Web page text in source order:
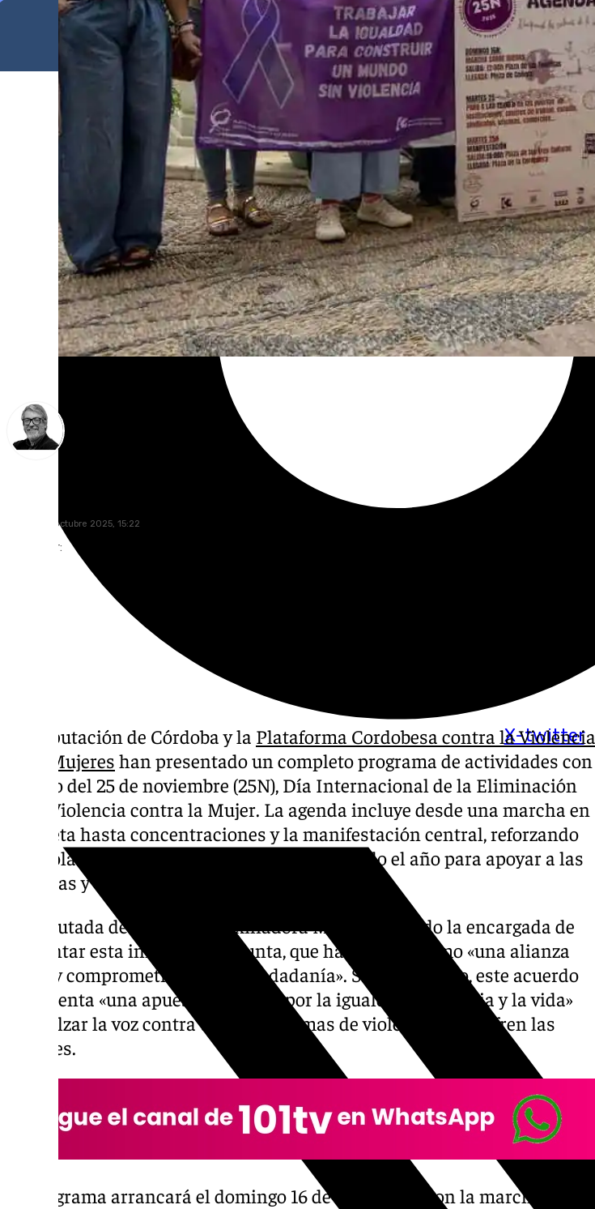
X-twitter
viernes, 17 octubre 2025, 15:22
Compartir:
La Diputación de Córdoba y la Plataforma Cordobesa contra la Violencia
a las Mujeres han presentado un completo programa de actividades con
motivo del 25 de noviembre (25N), Día Internacional de la Eliminación
de la Violencia contra la Mujer. La agenda incluye desde una marcha en
bicicleta hasta concentraciones y la manifestación central, reforzando
una colaboración que se extiende durante todo el año para apoyar a las
víctimas y educar en igualdad.
La diputada de Igualdad, Auxiliadora Moreno, ha sido la encargada de
presentar esta iniciativa conjunta, que ha descrito como «una alianza
firme y comprometida con la ciudadanía». Según Moreno, este acuerdo
representa «una apuesta decidida por la igualdad, la justicia y la vida»
para alzar la voz contra todas las formas de violencia que sufren las
mujeres.
El programa arrancará el domingo 16 de noviembre con la marcha en